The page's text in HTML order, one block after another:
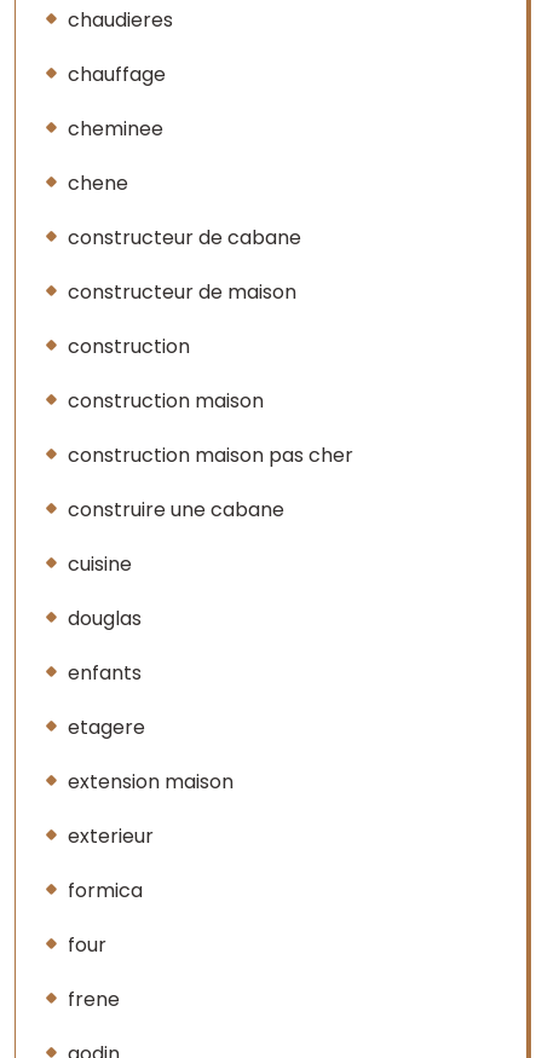
chaudieres
chauffage
cheminee
chene
constructeur de cabane
constructeur de maison
construction
construction maison
construction maison pas cher
construire une cabane
cuisine
douglas
enfants
etagere
extension maison
exterieur
formica
four
frene